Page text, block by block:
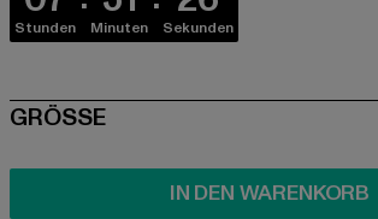
Stunden Minuten Sekunden
SIZE
GRÖSSE
IN DEN WARENKORB